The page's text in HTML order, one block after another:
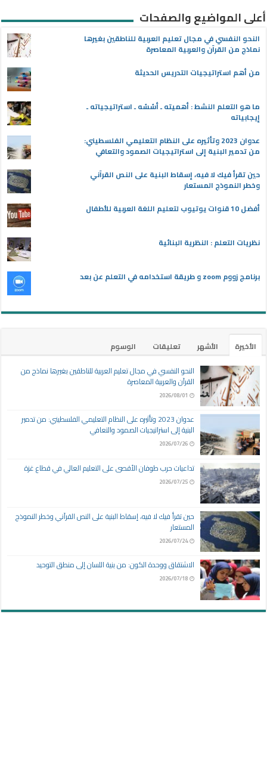
أعلى المواضيع والصفحات
النحو النفسي في مجال تعليم العربية للناطقين بغيرها
نماذج من القرآن والعربية المعاصرة
من أهم استراتيجيات التدريس الحديثة
ما هو التعلم النشط : أهميته ـ أسُسُه ـ استراتيجياته ـ
إيجابياته
عدوان 2023 وتأثيره على النظام التعليمي الفلسطيني:
من تدمير البنية إلى استراتيجيات الصمود والتعافي
حين تقرأ فيك لا فيه، إسقاط البنية على النص القرآني
وخطر النموذج المستعار
أفضل 10 قنوات يوتيوب لتعليم اللغة العربية للأطفال
نظريات التعلم : النظرية البنائية
برنامج زووم zoom و طريقة استخدامه في التعلم عن بعد
الأخيرة الأشهر تعليقات
الوسوم
النحو النفسي في مجال تعليم العربية للناطقين بغيرها نماذج من
القرآن والعربية المعاصرة
2026/08/01
عدوان 2023 وتأثيره على النظام التعليمي الفلسطيني: من تدمير
البنية إلى استراتيجيات الصمود والتعافي
2026/07/26
تداعيات حرب طوفان الأقصى على التعليم العالي في قطاع غزة
2026/07/25
حين تقرأ فيك لا فيه، إسقاط البنية على النص القرآني وخطر النموذج
المستعار
2026/07/24
الاشتقاق ووحدة الكون: من بنية اللسان إلى منطق التوحيد
2026/07/18